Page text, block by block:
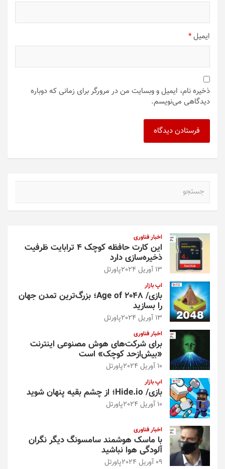
ایمیل*
ذخیره نام، ایمیل و وبسایت من در مرورگر برای زمانی که دوباره
دیدگاهی می‌نویسم.
اخبار فناوری
این کارت حافظه کوچک ۴ ترابایت ظرفیت
ذخیره‌سازی دارد
13 آوریل 2024 پاورتل
اپ بازار
بازی/ Age of 2048؛ بزرگ‌ترین تمدن جهان
را بسازید
13 آوریل 2024 پاورتل
اخبار فناوری
برای شرکت‌های هوش مصنوعی اینترنت
«بیش‌از‌حد کوچک» است
10 آوریل 2024 پاورتل
اپ بازار
بازی/ Hide.io؛ از چشم بقیه پنهان شوید
10 آوریل 2024 پاورتل
اخبار فناوری
با ماسک هوشمند سامسونگ دیگر نگران
آلودگی هوا نباشید
09 آوریل 2024 پاورتل